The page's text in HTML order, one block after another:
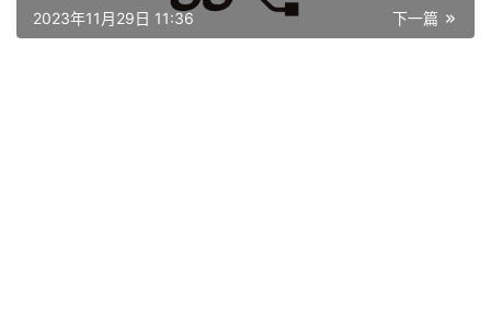
首
页
下一篇
2023年11月29日 11:36